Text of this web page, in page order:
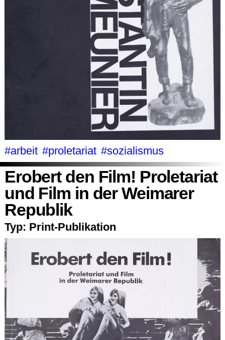
#arbeit #proletariat #sozialismus
Erobert den Film! Proletariat
und Film in der Weimarer
Republik
Typ: Print-Publikation